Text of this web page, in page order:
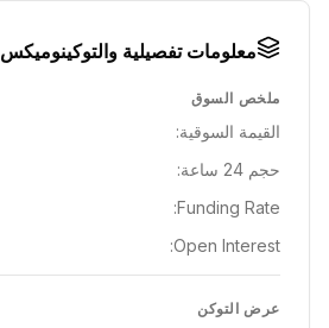
معلومات تفصيلية والتوكينوميكس
ملخص السوق
القيمة السوقية:
حجم 24 ساعة:
Funding Rate:
Open Interest:
عرض التوكن